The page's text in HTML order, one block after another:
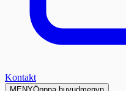
Kontakt